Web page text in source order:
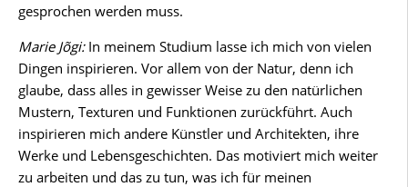
gesprochen werden muss.
Marie Jõgi:In meinem Studium lasse ich mich von vielen
Dingen inspirieren. Vor allem von der Natur, denn ich
glaube, dass alles in gewisser Weise zu den natürlichen
Mustern, Texturen und Funktionen zurückführt. Auch
inspirieren mich andere Künstler und Architekten, ihre
Werke und Lebensgeschichten. Das motiviert mich weiter
zu arbeiten und das zu tun, was ich für meinen